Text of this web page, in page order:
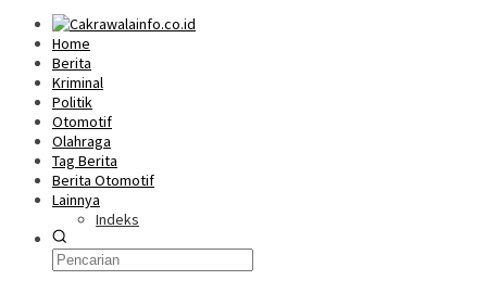
Home
Berita
Kriminal
Politik
Otomotif
Olahraga
Tag Berita
Berita Otomotif
Lainnya
Indeks